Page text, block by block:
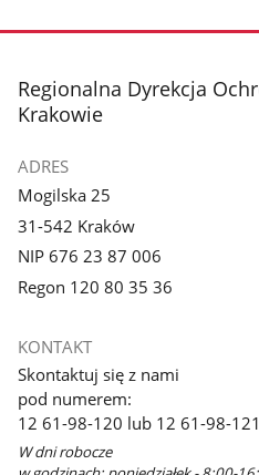
stopka
Regionalna Dyrekcja
Krakowie
ADRES
Mogilska 25
31-542 Kraków
NIP 676 23 87 006
Regon 120 80 35 36
KONTAKT
Skontaktuj się z nami
pod numerem:
12 61-98-120 lub 12 61-98-121
W dni robocze